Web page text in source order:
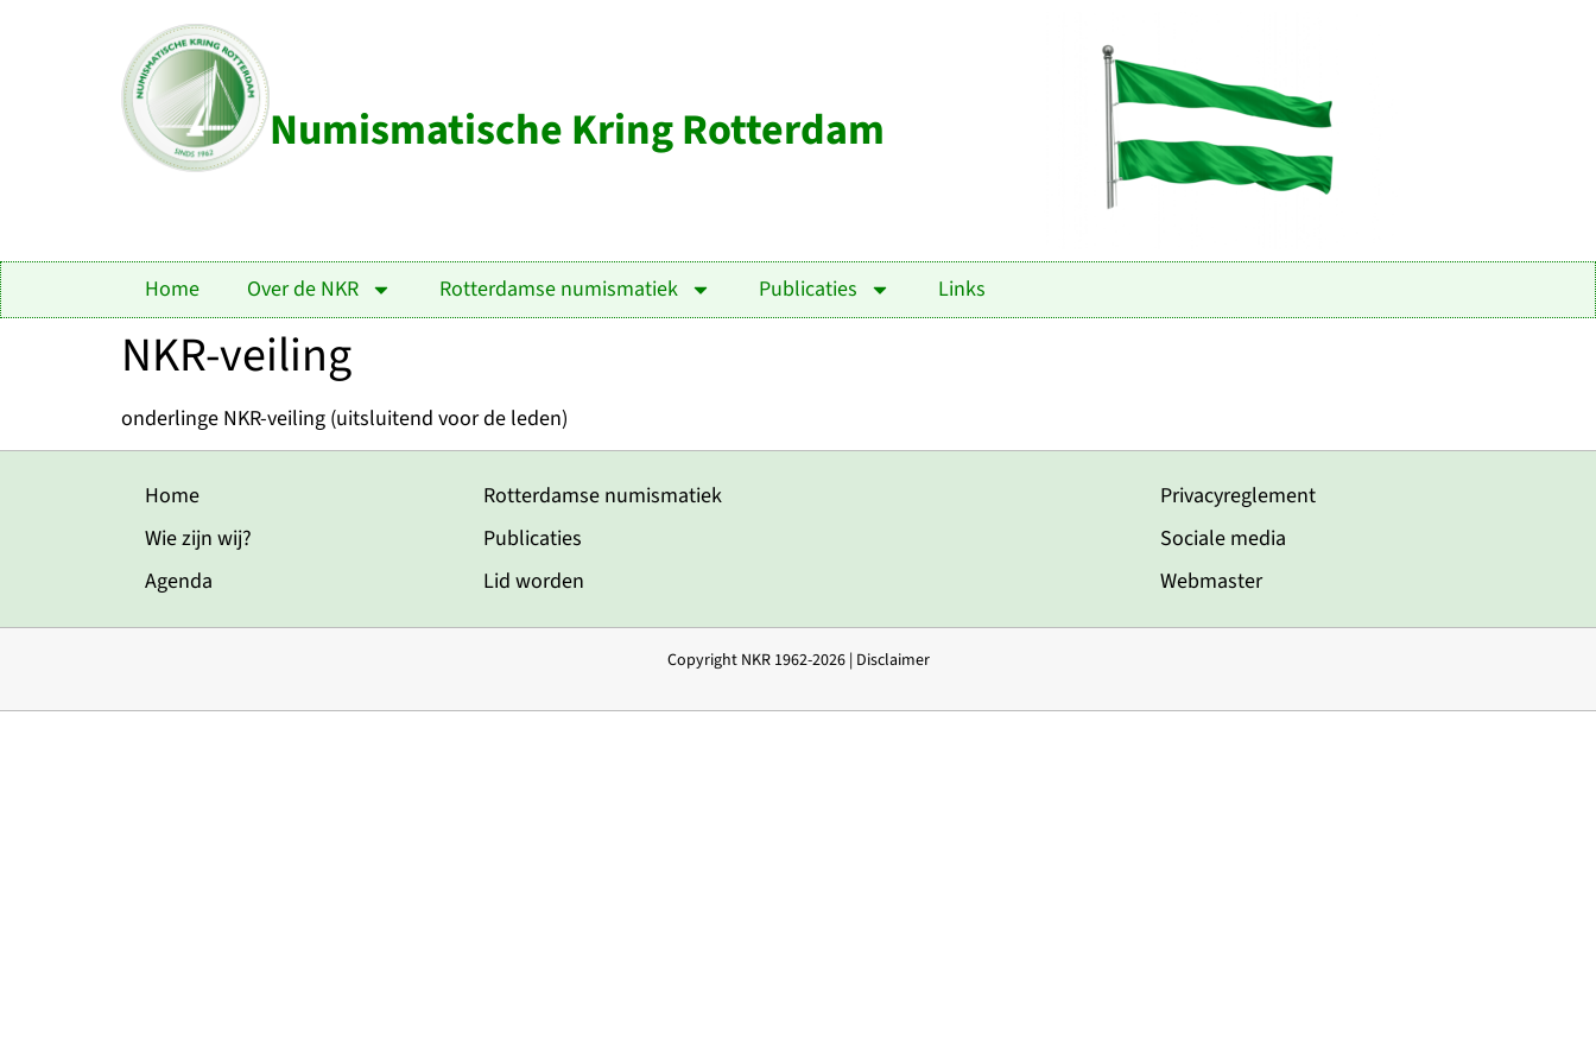
Numismatische Kring Rotterdam
Home Over de NKR Rotterdamse numismatiek Publicaties Links
NKR-veiling
onderlinge NKR-veiling (uitsluitend voor de leden)
Home
Wie zijn wij?
Agenda
Rotterdamse numismatiek
Publicaties
Lid worden
Privacyreglement
Sociale media
Webmaster
Copyright NKR 1962-2026 | Disclaimer